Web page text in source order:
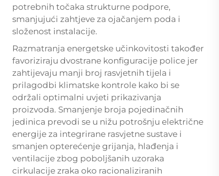
potrebnih točaka strukturne podpore,
smanjujući zahtjeve za ojačanjem poda i
složenost instalacije.
Razmatranja energetske učinkovitosti također
favoriziraju dvostrane konfiguracije police jer
zahtijevaju manji broj rasvjetnih tijela i
prilagodbi klimatske kontrole kako bi se
održali optimalni uvjeti prikazivanja
proizvoda. Smanjenje broja pojedinačnih
jedinica prevodi se u nižu potrošnju električne
energije za integrirane rasvjetne sustave i
smanjen opterećenje grijanja, hlađenja i
ventilacije zbog poboljšanih uzoraka
cirkulacije zraka oko racionaliziranih